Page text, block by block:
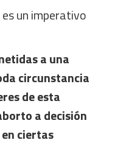
un imperativo
a una
circunstancia
de esta
a decisión
ciertas